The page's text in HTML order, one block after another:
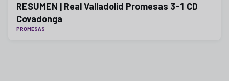
RESUMEN | Real Valladolid Promesas 3-1 CD
Covadonga
PROMESAS